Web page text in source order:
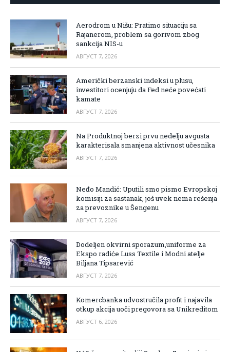
Aerodrom u Nišu: Pratimo situaciju sa
Rajanerom, problem sa gorivom zbog
sankcija NIS-u
АВГУСТ 7, 2026
Američki berzanski indeksi u plusu,
investitori ocenjuju da Fed neće povećati
kamate
АВГУСТ 7, 2026
Na Produktnoj berzi prvu nedelju avgusta
karakterisala smanjena aktivnost učesnika
АВГУСТ 7, 2026
Neđo Mandić: Uputili smo pismo Evropskoj
komisiji za sastanak, još uvek nema rešenja
za prevoznike u Šengenu
АВГУСТ 7, 2026
Dodeljen okvirni sporazum,uniforme za
Ekspo radiće Luss Textile i Modni atelje
Biljana Tipsarević
АВГУСТ 7, 2026
Komercbanka udvostručila profit i najavila
otkup akcija uoči pregovora sa Unikreditom
АВГУСТ 6, 2026